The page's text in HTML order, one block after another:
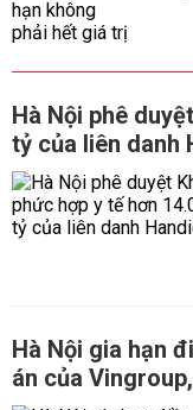
Hà Nội phê
tỷ của liên danh
Hà Nội gia hạn
án của